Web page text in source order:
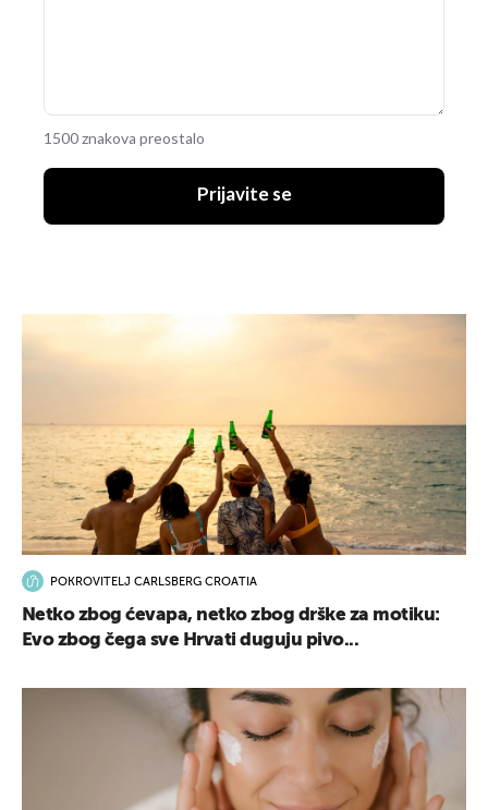
1500 znakova preostalo
Prijavite se
POKROVITELJ CARLSBERG CROATIA
Netko zbog ćevapa, netko zbog drške za motiku:
Evo zbog čega sve Hrvati duguju pivo...